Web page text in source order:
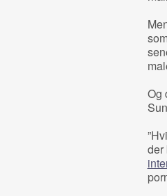
Og
der